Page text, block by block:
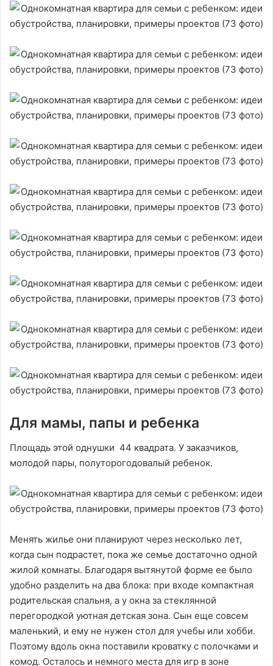
Для мамы, папы и ребенка
Площадь этой однушки 44 квадрата. У заказчиков,
молодой пары, полуторогодовалый ребенок.
Менять жилье они планируют через несколько лет,
когда сын подрастет, пока же семье достаточно одной
жилой комнаты. Благодаря вытянутой форме ее было
удобно разделить на два блока: при входе компактная
родительская спальня, а у окна за стеклянной
перегородкой уютная детская зона. Сын еще совсем
маленький, и ему не нужен стол для учебы или хобби.
Поэтому вдоль окна поставили кроватку с полочками и
комод. Осталось и немного места для игр в зоне